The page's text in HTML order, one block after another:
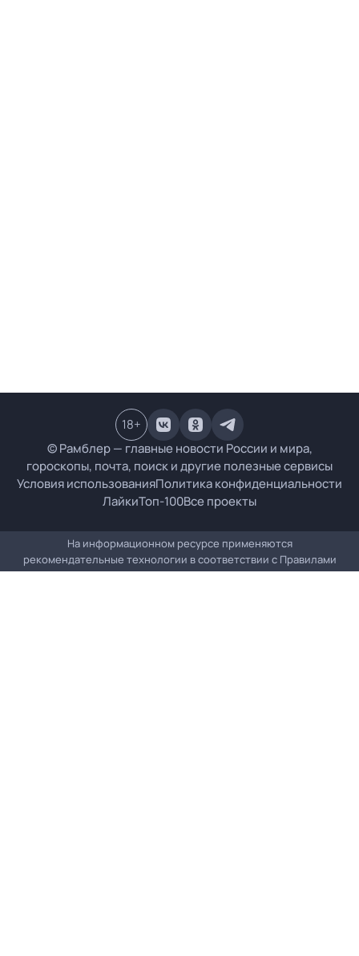
© Рамблер — главные новости России и мира,
гороскопы, почта, поиск и другие полезные сервисы
Условия использованияПолитика конфиденциальности
ЛайкиТоп-100Все проекты
18+
На информационном ресурсе применяются
рекомендательные технологии в соответствии с Правилами